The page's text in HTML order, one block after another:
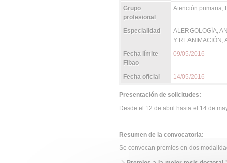
Grupo
profesional
Atención primaria,
Especialidad
ALERGOLOGÍA,
Y REANIMACIÓN,
Fecha límite
Fibao
09/05/2016
Fecha oficial 14/05/2016
Presentación de solicitudes:
Desde el 12 de abril hasta el 14 de
Resumen de la convocatoria:
Se convocan premios en dos